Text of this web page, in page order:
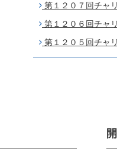
第１２０７回チ
第１２０６回チ
第１２０５回チ